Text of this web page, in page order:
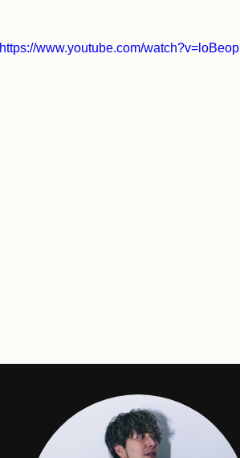
https://www.youtube.com/